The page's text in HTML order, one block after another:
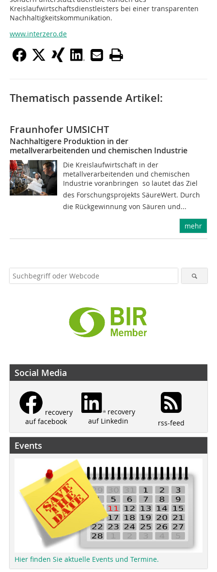
Kreislaufwirtschaftsdienstleisters bei einer transparenten
Nachhaltigkeitskommunikation.
www.interzero.de
Thematisch passende Artikel:
Fraunhofer UMSICHT
Nachhaltigere Produktion in der
metallverarbeitenden und chemischen Industrie
Die Kreislaufwirtschaft in der
metallverarbeitenden und chemischen
Industrie voranbringen  so lautet das Ziel
des Forschungsprojekts SäureWert. Durch
die Rückgewinnung von Säuren und...
mehr
Social Media
recovery
auf facebook
recovery
auf Linkedin
rss-feed
Events
Hier finden Sie aktuelle Events und Termine.